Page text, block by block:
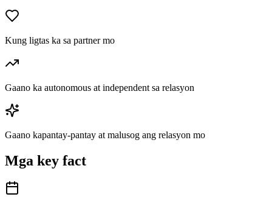
Kung ligtas ka sa partner mo
Gaano ka autonomous at independent sa relasyon
Gaano kapantay-pantay at malusog ang relasyon mo
Mga key fact